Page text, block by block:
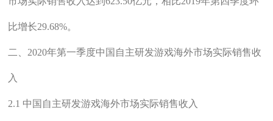
比增长29.68%。
二、2020年第一季度中国自主研发游戏海外市场实际销售收
入
2.1 中国自主研发游戏海外市场实际销售收入